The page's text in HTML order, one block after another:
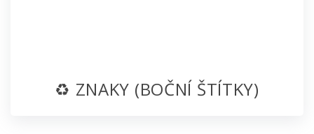
♻️ ZNAKY (BOČNÍ ŠTÍTKY)